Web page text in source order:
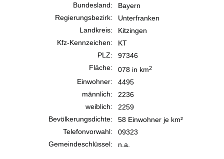
Bundesland:
Bayern
Regierungsbezirk:
Unterfranken
Landkreis:
Kitzingen
Kfz-Kennzeichen:
KT
PLZ:
97346
Fläche:
078 in km2
Einwohner:
4495
männlich:
2236
weiblich:
2259
Bevölkerungsdichte:
58 Einwohner je km²
Telefonvorwahl:
09323
Gemeindeschlüssel:
n.a.